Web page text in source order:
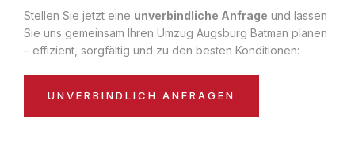
Stellen Sie jetzt eine unverbindliche Anfrage und lassen
Sie uns gemeinsam Ihren Umzug Augsburg Batman planen
– effizient, sorgfältig und zu den besten Konditionen:
UNVERBINDLICH ANFRAGEN